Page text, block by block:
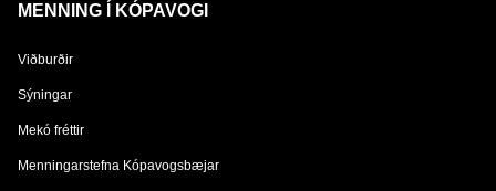
MENNING Í KÓPAVOGI
Viðburðir
Sýningar
Mekó fréttir
Menningarstefna Kópavogsbæjar